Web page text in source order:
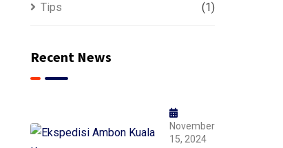
Tips (1)
Recent News
November
15, 2024